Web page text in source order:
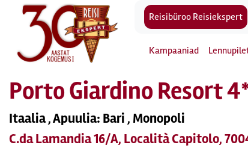
Reisibüroo Reisiekspert
Kampaaniad
Porto Giardino Resort
Itaalia , Apuulia: Bari , Monopoli
C.da Lamandia 16/A, Località Capitolo,